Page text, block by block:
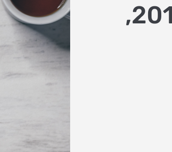
קולקציית אביב-קיץ 2015,